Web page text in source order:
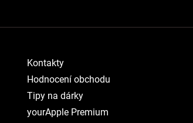
Kontakty
Hodnocení obchodu
Tipy na dárky
yourApple Premium